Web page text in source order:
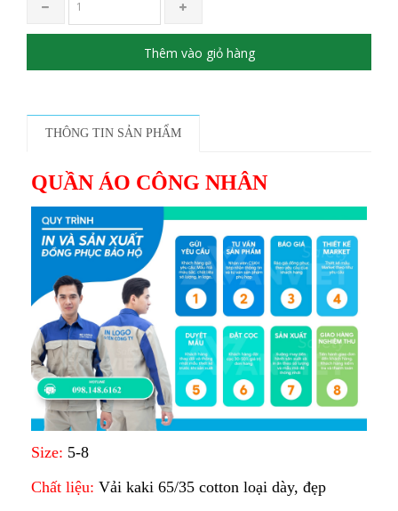
Thêm vào giỏ hàng
THÔNG TIN SẢN PHẨM
QUẦN ÁO CÔNG NHÂN
Size: 5-8
Chất liệu: Vải kaki 65/35 cotton loại dày, đẹp